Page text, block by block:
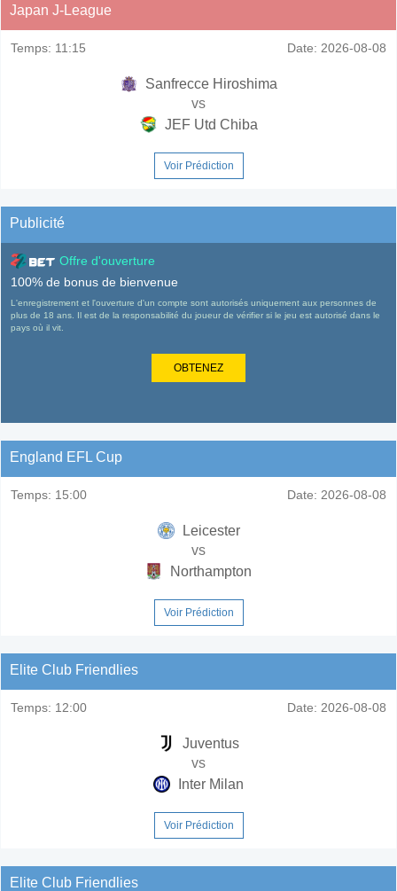
Japan J-League
Temps: 11:15 Date: 2026-08-08
Sanfrecce Hiroshima
vs
JEF Utd Chiba
Voir Prédiction
Publicité
Offre d'ouverture
100% de bonus de bienvenue
L'enregistrement et l'ouverture d'un compte sont autorisés uniquement aux personnes de
plus de 18 ans. Il est de la responsabilité du joueur de vérifier si le jeu est autorisé dans le
pays où il vit.
OBTENEZ
England EFL Cup
Temps: 15:00 Date: 2026-08-08
Leicester
vs
Northampton
Voir Prédiction
Elite Club Friendlies
Temps: 12:00 Date: 2026-08-08
Juventus
vs
Inter Milan
Voir Prédiction
Elite Club Friendlies